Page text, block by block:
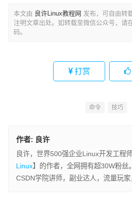
本文由 良许Linux教程网 发布，可自由转
注明文章出处。如转载至微信公众号，请
码。
打赏
命令 技巧
作者: 良许
良许，世界500强企业Linux开发工程
Linux】的作者，全网拥有超30W粉丝
CSDN学院讲师，副业达人，流量玩家